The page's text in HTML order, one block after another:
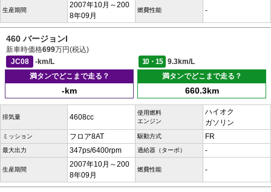
生産期間
2007年10月～200
8年09月
燃費性能 -
460 バージョンI
新車時価格699万円(税込)
JC08
-km/L 10・15
9.3km/L
満タンでどこまで走る？
-km
満タンでどこまで走る？
660.3km
排気量 4608cc
使用燃料
エンジン
ハイオク
ガソリン
ミッション フロア8AT 駆動方式 FR
最大出力 347ps/6400rpm 過給器（ターボ） -
生産期間
2007年10月～200
8年09月
燃費性能 -